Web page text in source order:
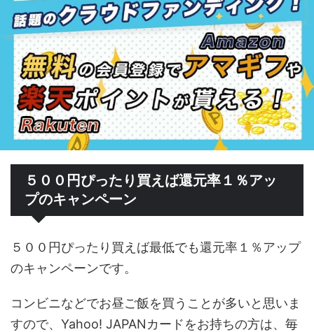
５００円ぴったり買えば還元率１％アッ
プのキャンペーン
５００円ぴったり買えば最低でも還元率１％アップ
のキャンペーンです。
コンビニなどでお昼ご飯を買うことが多いと思いま
すので、Yahoo! JAPANカードをお持ちの方は、毎